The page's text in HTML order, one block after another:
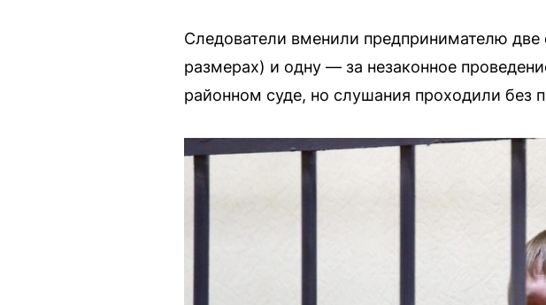
Следователи вменили предпринимателю
размерах) и одну — за незаконное
районном суде, но слушания проходили без